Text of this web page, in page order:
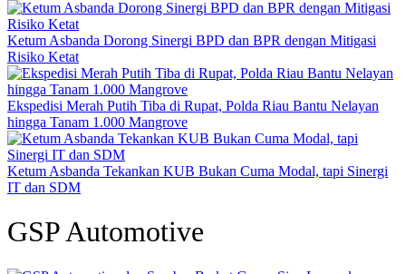
Ketum Asbanda Dorong Sinergi BPD dan BPR dengan Mitigasi
Risiko Ketat
Ekspedisi Merah Putih Tiba di Rupat, Polda Riau Bantu Nelayan
hingga Tanam 1.000 Mangrove
Ketum Asbanda Tekankan KUB Bukan Cuma Modal, tapi Sinergi
IT dan SDM
GSP Automotive